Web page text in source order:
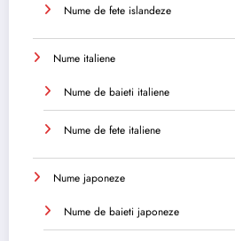
Nume de fete islandeze
Nume italiene
Nume de baieti italiene
Nume de fete italiene
Nume japoneze
Nume de baieti japoneze